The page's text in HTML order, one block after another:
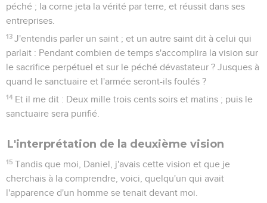
péché ; la corne jeta la vérité par terre, et réussit dans ses
entreprises.
13 J'entendis parler un saint ; et un autre saint dit à celui qui
parlait : Pendant combien de temps s'accomplira la vision sur
le sacrifice perpétuel et sur le péché dévastateur ? Jusques à
quand le sanctuaire et l'armée seront-ils foulés ?
14 Et il me dit : Deux mille trois cents soirs et matins ; puis le
sanctuaire sera purifié.
L'interprétation de la deuxième vision
15 Tandis que moi, Daniel, j'avais cette vision et que je
cherchais à la comprendre, voici, quelqu'un qui avait
l'apparence d'un homme se tenait devant moi.